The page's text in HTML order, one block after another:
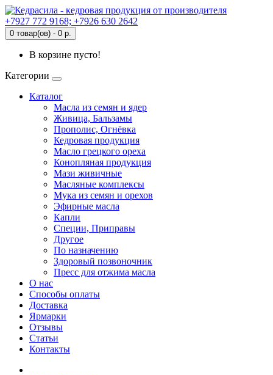
+7927 772 9168; +7926 630 2642
0 товар(ов) - 0 р.
В корзине пусто!
Категории
Каталог
Масла из семян и ядер
Живица, Бальзамы
Прополис, Огнёвка
Кедровая продукция
Масло грецкого ореха
Конопляная продукция
Мази живичные
Масляные комплексы
Мука из семян и орехов
Эфирные масла
Капли
Специи, Приправы
Другое
По назначению
Здоровый позвоночник
Пресс для отжима масла
О нас
Способы оплаты
Доставка
Ярмарки
Отзывы
Статьи
Контакты